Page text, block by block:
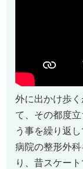
外に出かけ歩
て、その都度
う事を繰り返し
病院の整形外
り、昔スケー